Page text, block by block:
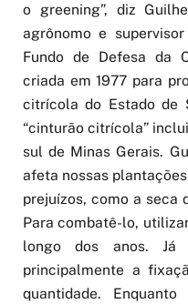
o greening”, diz
agrônomo e
Fundo de Defesa da
criada em 1977 para
citrícola do Estado de
“cinturão citrícola”
sul de Minas Gerais.
afeta nossas
prejuízos, como a seca
Para combatê-lo,
longo dos anos. Já
principalmente a
quantidade.